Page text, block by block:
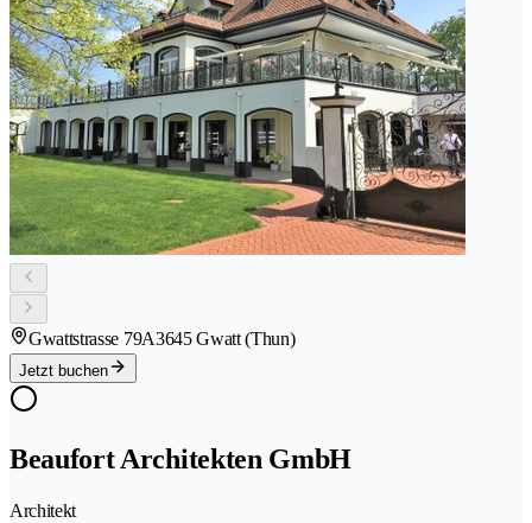
Gwattstrasse 79A3645 Gwatt (Thun)
Jetzt buchen
Beaufort Architekten GmbH
Architekt